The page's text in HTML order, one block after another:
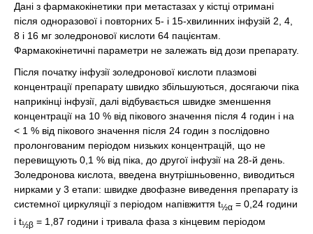
Дані з фармакокінетики при метастазах у кістці отримані
після одноразової і повторних 5- і 15-хвилинних інфузій 2, 4,
8 і 16 мг золедронової кислоти 64 пацієнтам.
Фармакокінетичні параметри не залежать від дози препарату.
Після початку інфузії золедронової кислоти плазмові
концентрації препарату швидко збільшуються, досягаючи піка
наприкінці інфузії, далі відбувається швидке зменшення
концентрації на 10 % від пікового значення після 4 годин і на
< 1 % від пікового значення після 24 годин з послідовно
пролонгованим періодом низьких концентрацій, що не
перевищують 0,1 % від піка, до другої інфузії на 28-й день.
Золедронова кислота, введена внутрішньовенно, виводиться
нирками у 3 етапи: швидке двофазне виведення препарату із
системної циркуляції з періодом напівжиття t½α = 0,24 години
і t½β = 1,87 години і тривала фаза з кінцевим періодом